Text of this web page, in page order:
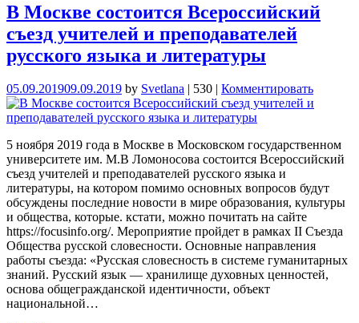
В Москве состоится Всероссийский
съезд учителей и преподавателей
русского языка и литературы
05.09.201909.09.2019 by Svetlana 530 Комментировать
5 ноября 2019 года в Москве в Московском государственном
университете им. М.В Ломоносова состоится Всероссийский
съезд учителей и преподавателей русского языка и
литературы, на котором помимо основных вопросов будут
обсуждены последние новости в мире образования, культуры
и общества, которые. кстати, можно почитать на сайте
https://focusinfo.org/. Мероприятие пройдет в рамках II Съезда
Общества русской словесности. Основные направления
работы съезда: «Русская словесность в системе гуманитарных
знаний. Русский язык — хранилище духовных ценностей,
основа общегражданской идентичности, объект
национальной…